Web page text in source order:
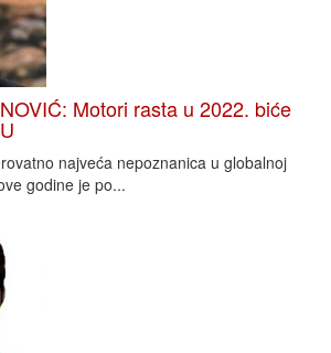
Motori rasta u 2022. biće
najveća nepoznanica u globalnoj
godine je po...